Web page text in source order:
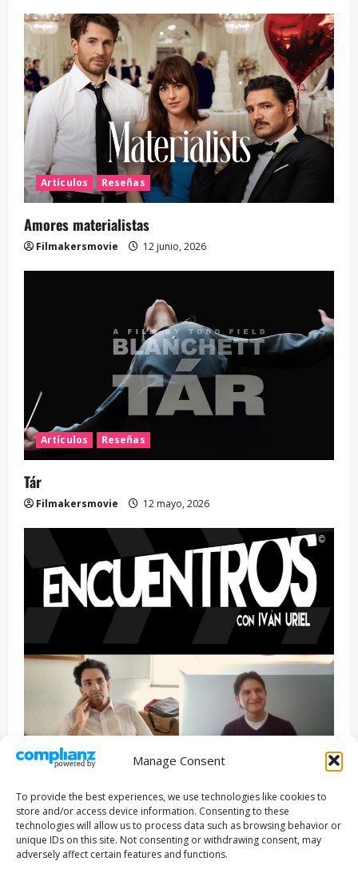
Manage Consent
To provide the best experiences, we use technologies like cookies to
store and/or access device information. Consenting to these
technologies will allow us to process data such as browsing behavior or
unique IDs on this site. Not consenting or withdrawing consent, may
adversely affect certain features and functions.
Artículos Reseñas
Amores materialistas
Filmakersmovie 12 junio, 2026
Artículos Reseñas
Tár
Filmakersmovie 12 mayo, 2026
Entrevista Series
ENCUENTROS CON IVÁN URIEL T3E22: JUAN PATRICIO
RIVEROLL
Filmakersmovie 5 mayo, 2026